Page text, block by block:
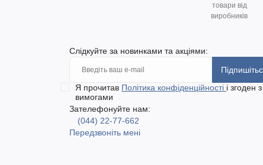
товари від
виробників
Слідкуйте за новинками та акціями:
Я прочитав Політика конфіденційності і згоден з
вимогами
Зателефонуйте нам:
(044) 22-77-662
Передзвоніть мені